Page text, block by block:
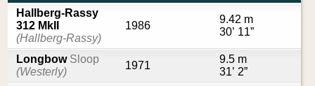
Hallberg-Rassy
312 MkII
(Hallberg-Rassy)
1986
9.42 m
30’ 11”
LongbowSloop
(Westerly)
1971
9.5 m
31’ 2”